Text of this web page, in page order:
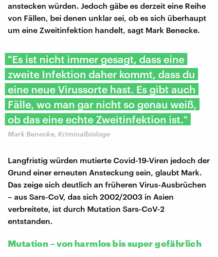
anstecken würden. Jedoch gäbe es derzeit eine Reihe
von Fällen, bei denen unklar sei, ob es sich überhaupt
um eine Zweitinfektion handelt, sagt Mark Benecke.
"Es ist nicht immer gesagt, dass eine
zweite Infektion daher kommt, dass du
eine neue Virussorte hast. Es gibt auch
Fälle, wo man gar nicht so genau weiß,
ob das eine echte Zweitinfektion ist."
Mark Benecke, Kriminalbiologe
Langfristig würden mutierte Covid-19-Viren jedoch der
Grund einer erneuten Ansteckung sein, glaubt Mark.
Das zeige sich deutlich an früheren Virus-Ausbrüchen
– aus Sars-CoV, das sich 2002/2003 in Asien
verbreitete, ist durch Mutation Sars-CoV-2
entstanden.
Mutation – von harmlos bis super gefährlich